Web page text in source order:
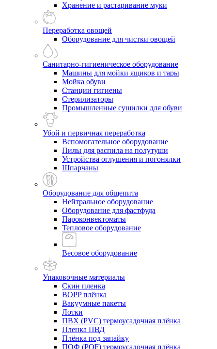
Хранение и растаривание муки
Переработка овощей
Оборудование для чистки овощей
Санитарно-гигиеническое оборудование
Машины для мойки ящиков и тары
Мойка обуви
Станции гигиены
Стерилизаторы
Промышленные сушилки для обуви
Убой и первичная переработка
Вспомогательное оборудование
Пилы для распила на полутуши
Устройства оглушения и погонялки
Шпарчаны
Оборудование для общепита
Нейтральное оборудование
Оборудование для фастфуда
Пароконвектоматы
Тепловое оборудование
Весовое оборудование
Упаковочные материалы
Скин пленка
BOPP плёнка
Вакуумные пакеты
Лотки
ПВХ (PVC) термоусадочная плёнка
Пленка ПВД
Плёнка под запайку
ПОФ (POF) термоусадочная плёнка